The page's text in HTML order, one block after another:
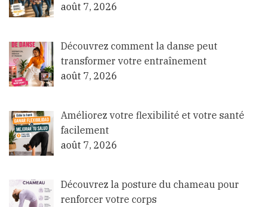
août 7, 2026
Découvrez comment la danse peut
transformer votre entraînement
août 7, 2026
Améliorez votre flexibilité et votre santé
facilement
août 7, 2026
Découvrez la posture du chameau pour
renforcer votre corps